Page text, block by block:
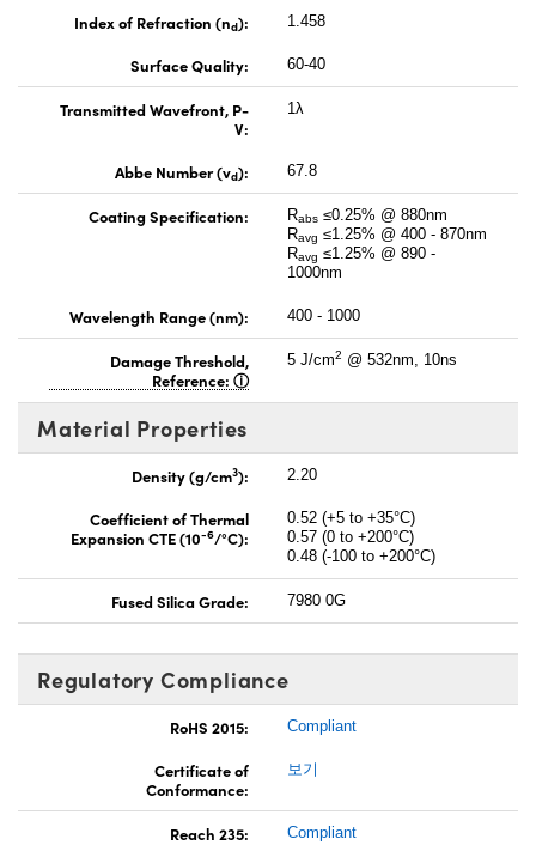
Index of Refraction (nd): 1.458
Surface Quality: 60-40
Transmitted Wavefront, P-
V:
1λ
Abbe Number (vd): 67.8
Coating Specification: Rabs ≤0.25% @ 880nm
Ravg ≤1.25% @ 400 - 870nm
Ravg ≤1.25% @ 890 -
1000nm
Wavelength Range (nm): 400 - 1000
Damage Threshold,
Reference:
5 J/cm2 @ 532nm, 10ns
Material Properties
Density (g/cm3): 2.20
Coefficient of Thermal
Expansion CTE (10-6/°C):
0.52 (+5 to +35°C)
0.57 (0 to +200°C)
0.48 (-100 to +200°C)
Fused Silica Grade: 7980 0G
Regulatory Compliance
RoHS 2015: Compliant
Certificate of
Conformance:
보기
Reach 235: Compliant